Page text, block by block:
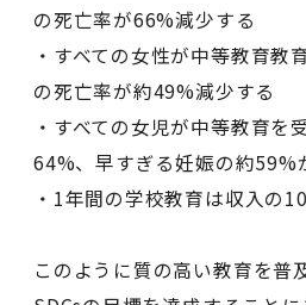
の死亡率が66%減少する
・すべての女性が中等教育教
の死亡率が約49%減少する
・すべての女児が中等教育を
64%、早すぎる妊娠の約59%
・1年間の学校教育は収入の
このように質の高い教育を普